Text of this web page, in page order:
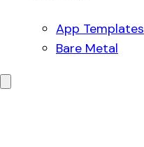
App Templates
Bare Metal